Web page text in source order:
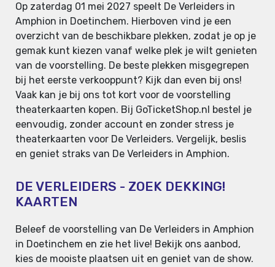
Op zaterdag 01 mei 2027 speelt De Verleiders in
Amphion in Doetinchem. Hierboven vind je een
overzicht van de beschikbare plekken, zodat je op je
gemak kunt kiezen vanaf welke plek je wilt genieten
van de voorstelling. De beste plekken misgegrepen
bij het eerste verkooppunt? Kijk dan even bij ons!
Vaak kan je bij ons tot kort voor de voorstelling
theaterkaarten kopen. Bij GoTicketShop.nl bestel je
eenvoudig, zonder account en zonder stress je
theaterkaarten voor De Verleiders. Vergelijk, beslis
en geniet straks van De Verleiders in Amphion.
DE VERLEIDERS - ZOEK DEKKING!
KAARTEN
Beleef de voorstelling van De Verleiders in Amphion
in Doetinchem en zie het live! Bekijk ons aanbod,
kies de mooiste plaatsen uit en geniet van de show.